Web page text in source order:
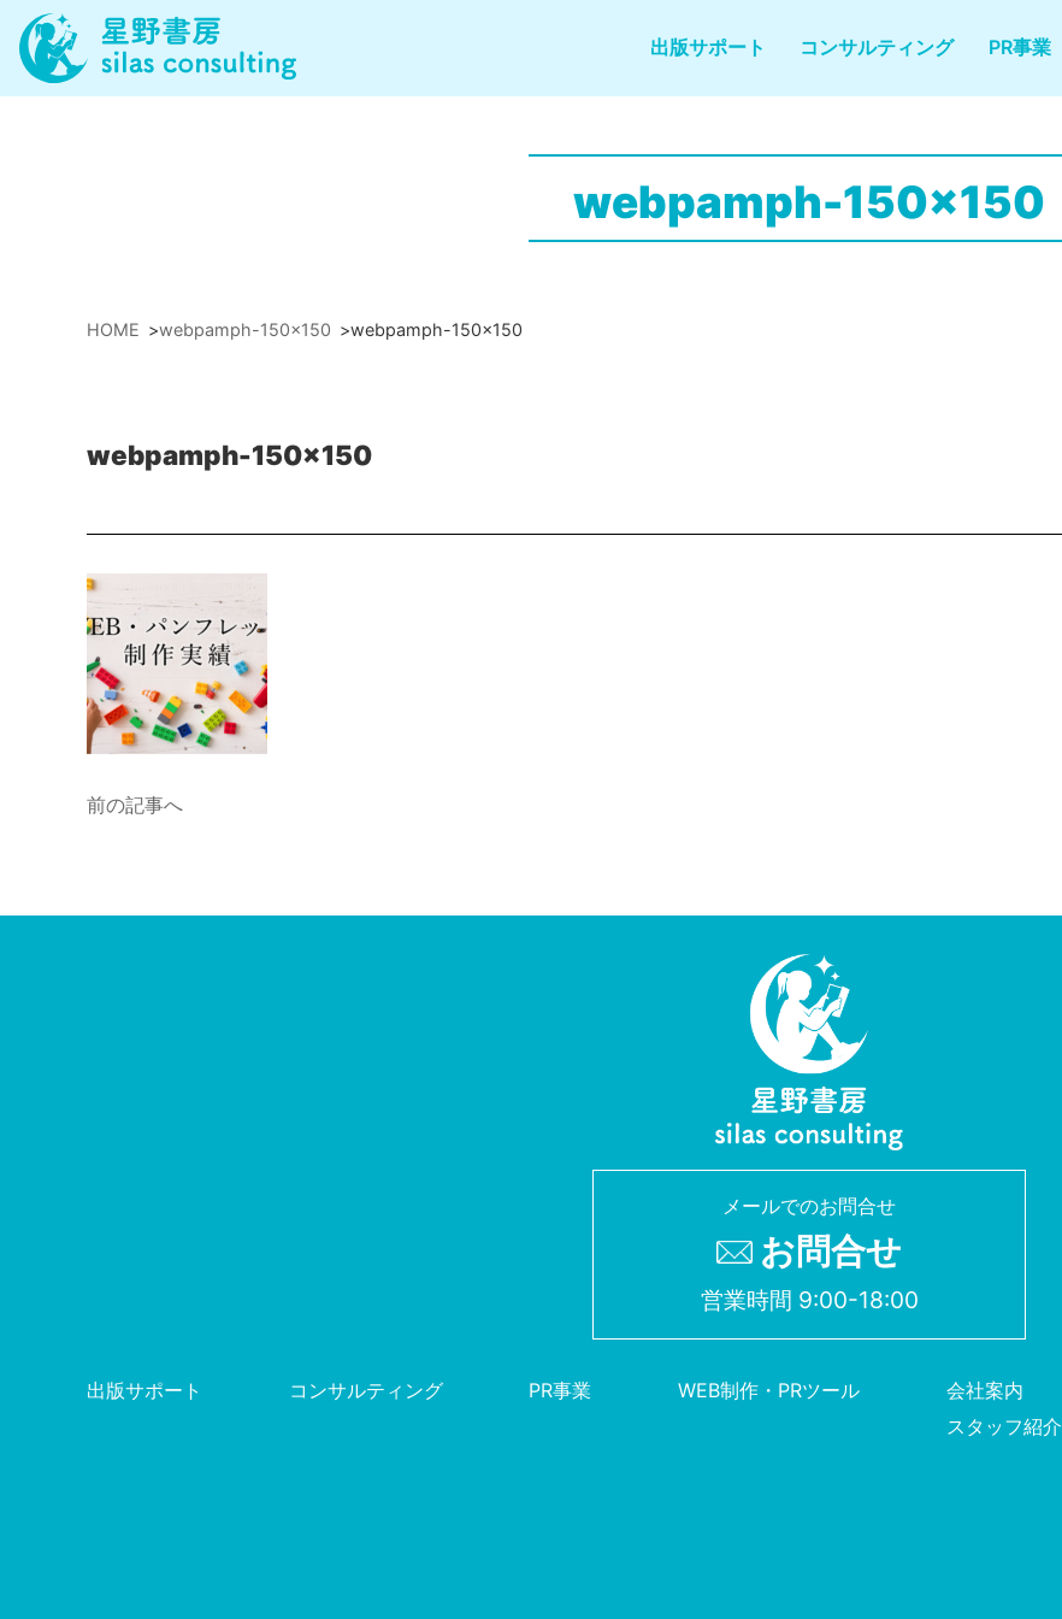
出版サポート コンサルティング PR事業
webpamph-150x150
HOME >webpamph-150x150 >webpamph-150x150
webpamph-150x150
前の記事へ
メールでのお問合せ
お問合せ
営業時間 9:00-18:00
出版サポート コンサルティング PR事業 WEB制作・PRツール
会社案内
スタッフ紹介